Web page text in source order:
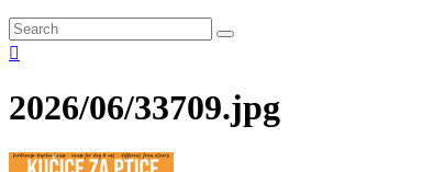
2026/06/33709.jpg